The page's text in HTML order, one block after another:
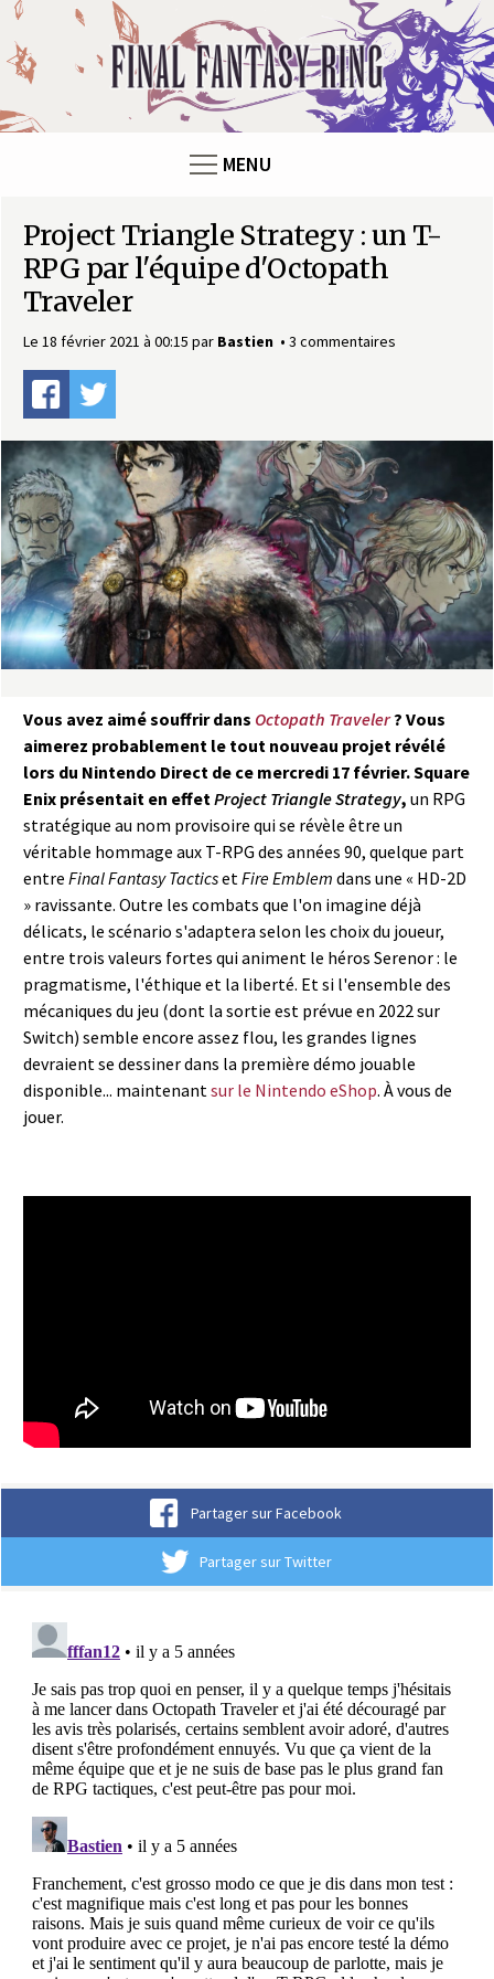
F
n
t
a
s
y
R
MENU
Project Triangle Strategy : un T-
RPG par l'équipe d'Octopath
Traveler
Le 18 février 2021 à 00:15 par Bastien 3 commentaires
Vous avez aimé souffrir dans Octopath Traveler? Vous
aimerez probablement le tout nouveau projet révélé
lors du Nintendo Direct de ce mercredi 17 février. Square
Enix présentait en effet Project Triangle Strategy, un RPG
stratégique au nom provisoire qui se révèle être un
véritable hommage aux T-RPG des années 90, quelque part
entre Final Fantasy Tacticset Fire Emblem dans une « HD-2D
» ravissante. Outre les combats que l'on imagine déjà
délicats, le scénario s'adaptera selon les choix du joueur,
entre trois valeurs fortes qui animent le héros Serenor : le
pragmatisme, l'éthique et la liberté. Et si l'ensemble des
mécaniques du jeu (dont la sortie est prévue en 2022 sur
Switch) semble encore assez flou, les grandes lignes
devraient se dessiner dans la première démo jouable
disponible... maintenant sur le Nintendo eShop. À vous de
jouer.
Partager sur Facebook
Partager sur Twitter
Panneau de gestion des cookies